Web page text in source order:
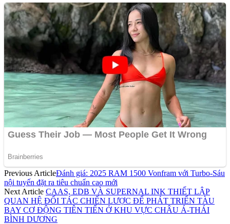
Previous ArticleĐánh giá: 2025 RAM 1500 Vonfram với Turbo-Sáu
nội tuyến đặt ra tiêu chuẩn cao mới
Next Article CAAS, EDB VÀ SUPERNAL INK THIẾT LẬP
QUAN HỆ ĐỐI TÁC CHIẾN LƯỢC ĐỂ PHÁT TRIỂN TÀU
BAY CƠ ĐỘNG TIÊN TIẾN Ở KHU VỰC CHÂU Á-THÁI
BÌNH DƯƠNG